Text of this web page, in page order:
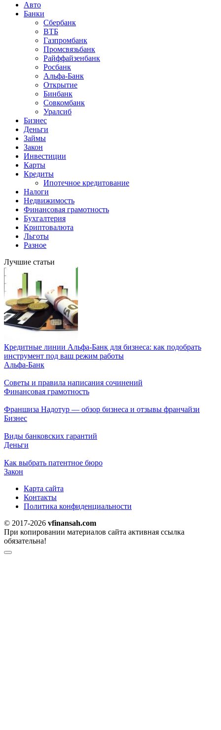
Авто
Банки
Сбербанк
ВТБ
Газпромбанк
Промсвязьбанк
Райффайзенбанк
Росбанк
Альфа-Банк
Открытие
Бинбанк
Совкомбанк
Уралсиб
Бизнес
Деньги
Займы
Закон
Инвестиции
Карты
Кредиты
Ипотечное кредитование
Налоги
Недвижимость
Финансовая грамотность
Бухгалтерия
Криптовалюта
Льготы
Разное
Лучшие статьи
Кредитные линии Альфа-Банк для бизнеса: как подобрать
инструмент под ваш режим работы
Альфа-Банк
Советы и правила написания сочинений
Финансовая грамотность
Франшиза Надотур — обзор бизнеса и отзывы франчайзи
Бизнес
Виды банковских гарантий
Деньги
Как выбрать патентное бюро
Закон
Карта сайта
Контакты
Политика конфиденциальности
© 2017-2026 vfinansah.com
При копировании материалов сайта активная ссылка
обязательна!